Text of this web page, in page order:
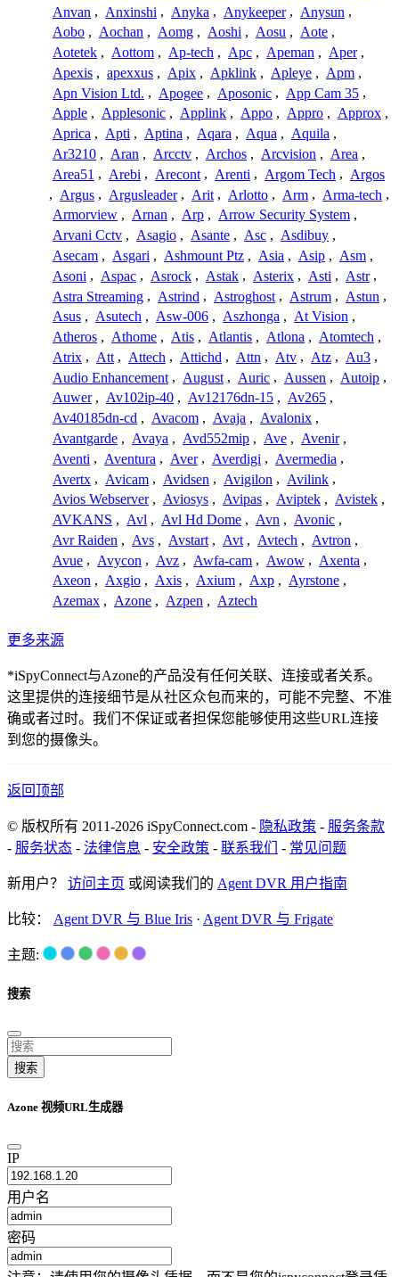
Anvan , Anxinshi , Anyka , Anykeeper , Anysun ,
Aobo , Aochan , Aomg , Aoshi , Aosu , Aote ,
Aotetek , Aottom , Ap-tech , Apc , Apeman , Aper ,
Apexis , apexxus , Apix , Apklink , Apleye , Apm ,
Apn Vision Ltd. , Apogee , Aposonic , App Cam 35 ,
Apple , Applesonic , Applink , Appo , Appro , Approx ,
Aprica , Apti , Aptina , Aqara , Aqua , Aquila ,
Ar3210 , Aran , Arcctv , Archos , Arcvision , Area ,
Area51 , Arebi , Arecont , Arenti , Argom Tech , Argos
, Argus , Argusleader , Arit , Arlotto , Arm , Arma-tech ,
Armorview , Arnan , Arp , Arrow Security System ,
Arvani Cctv , Asagio , Asante , Asc , Asdibuy ,
Asecam , Asgari , Ashmount Ptz , Asia , Asip , Asm ,
Asoni , Aspac , Asrock , Astak , Asterix , Asti , Astr ,
Astra Streaming , Astrind , Astroghost , Astrum , Astun ,
Asus , Asutech , Asw-006 , Aszhonga , At Vision ,
Atheros , Athome , Atis , Atlantis , Atlona , Atomtech ,
Atrix , Att , Attech , Attichd , Attn , Atv , Atz , Au3 ,
Audio Enhancement , August , Auric , Aussen , Autoip ,
Auwer , Av102ip-40 , Av12176dn-15 , Av265 ,
Av40185dn-cd , Avacom , Avaja , Avalonix ,
Avantgarde , Avaya , Avd552mip , Ave , Avenir ,
Aventi , Aventura , Aver , Averdigi , Avermedia ,
Avertx , Avicam , Avidsen , Avigilon , Avilink ,
Avios Webserver , Aviosys , Avipas , Aviptek , Avistek ,
AVKANS , Avl , Avl Hd Dome , Avn , Avonic ,
Avr Raiden , Avs , Avstart , Avt , Avtech , Avtron ,
Avue , Avycon , Avz , Awfa-cam , Awow , Axenta ,
Axeon , Axgio , Axis , Axium , Axp , Ayrstone ,
Azemax , Azone , Azpen , Aztech
更多来源
*iSpyConnect与Azone的产品没有任何关联、连接或者关系。
这里提供的连接细节是从社区众包而来的，可能不完整、不准
确或者过时。我们不保证或者担保您能够使用这些URL连接
到您的摄像头。
返回顶部
© 版权所有 2011-2026 iSpyConnect.com - 隐私政策 - 服务条款
- 服务状态 - 法律信息 - 安全政策 - 联系我们 - 常见问题
新用户？ 访问主页 或阅读我们的 Agent DVR 用户指南
比较： Agent DVR 与 Blue Iris · Agent DVR 与 Frigate
主题:
搜索
搜索
Azone 视频URL生成器
IP
用户名
密码